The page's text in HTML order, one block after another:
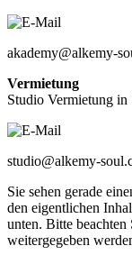
akademy@alkemy-
Vermietung
Studio Vermietung
studio@alkemy-
Sie sehen gerade
den eigentlichen
unten. Bitte beachten
weitergegeben